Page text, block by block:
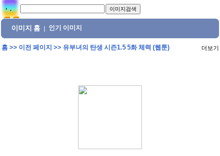
이미지 홈 인기 이미지
홈>> 이전 페이지 >> 유부녀의 탄생 시즌1.5 5화 체력 (웹툰) 더보기